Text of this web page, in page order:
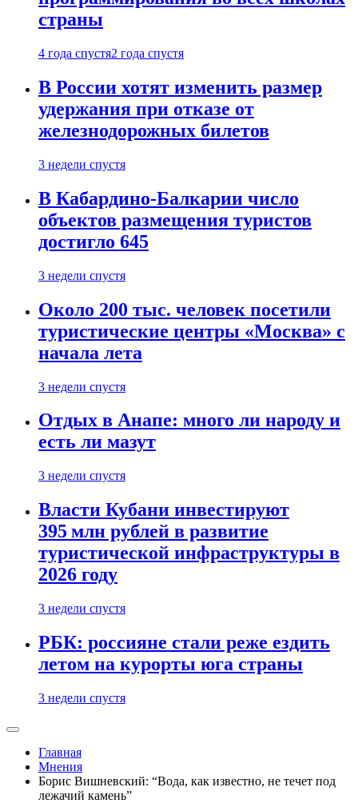
страны
4 года спустя2 года спустя
В России хотят изменить размер
удержания при отказе от
железнодорожных билетов
3 недели спустя
В Кабардино-Балкарии число
объектов размещения туристов
достигло 645
3 недели спустя
Около 200 тыс. человек посетили
туристические центры «Москва» с
начала лета
3 недели спустя
Отдых в Анапе: много ли народу и
есть ли мазут
3 недели спустя
Власти Кубани инвестируют
395 млн рублей в развитие
туристической инфраструктуры в
2026 году
3 недели спустя
РБК: россияне стали реже ездить
летом на курорты юга страны
3 недели спустя
Главная
Мнения
Борис Вишневский: “Вода, как известно, не течет под
лежачий камень”